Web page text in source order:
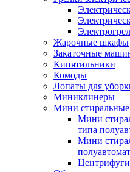
Жарочные шкафы
Закаточные
Кипятильники
Комоды
Лопаты для
Миниклинеры
Мини
Мини
типа
Мини
полуавтомат